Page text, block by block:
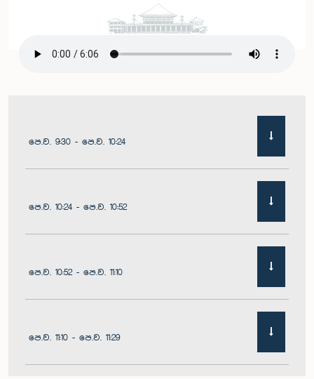
පෙ.ව. 9:30 - පෙ.ව. 10:24
පෙ.ව. 10:24 - පෙ.ව. 10:52
පෙ.ව. 10:52 - පෙ.ව. 11:10
පෙ.ව. 11:10 - පෙ.ව. 11:29